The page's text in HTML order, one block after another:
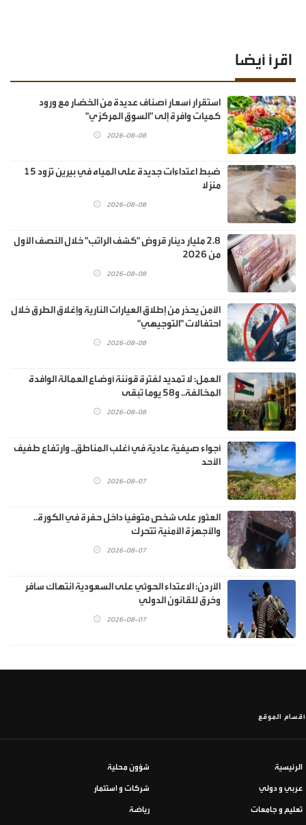
اقرأ أيضا
استقرار أسعار أصناف عديدة من الخضار مع ورود
كميات وافرة إلى "السوق المركزي"
2026-08-08
ضبط اعتداءات جديدة على المياه في بيرين تزود 15
منزلا
2026-08-08
2.8 مليار دينار قروض "كشف الراتب" خلال النصف الأول
من 2026
2026-08-08
الأمن يحذر من إطلاق العيارات النارية وإغلاق الطرق خلال
احتفالات "التوجيهي"
2026-08-08
العمل: لا تمديد لفترة قوننة أوضاع العمالة الوافدة
المخالفة.. و58 يوما تبقى
2026-08-08
أجواء صيفية عادية في أغلب المناطق.. وارتفاع طفيف
الأحد
2026-08-07
العثور على شخص متوفيًا داخل حفرة في الكورة..
والأجهزة الأمنية تتحرك
2026-08-07
الأردن: الاعتداء الحوثي على السعودية انتهاك سافر
وخرق للقانون الدولي
2026-08-07
أقسام الموقع
الرئيسية شؤون محلية
عربي و دولي شركات و استثمار
تعليم و جامعات رياضة